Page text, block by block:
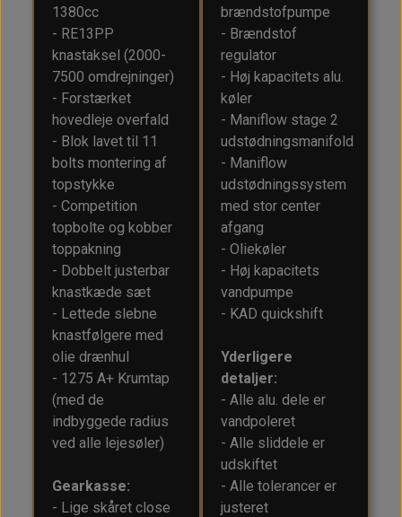
1380cc
- RE13PP
knastaksel (2000-
7500 omdrejninger)
- Forstærket
hovedleje overfald
- Blok lavet til 11
bolts montering af
topstykke
- Competition
topbolte og kobber
toppakning
- Dobbelt justerbar
knastkæde sæt
- Lettede slebne
knastfølgere med
olie drænhul
- 1275 A+ Krumtap
(med de
indbyggede radius
ved alle lejesøler)
Gearkasse:
- Lige skåret close
brændstofpumpe
- Brændstof
regulator
- Høj kapacitets alu.
køler
- Maniflow stage 2
udstødningsmanifold
- Maniflow
udstødningssystem
med stor center
afgang
- Oliekøler
- Høj kapacitets
vandpumpe
- KAD quickshift
Yderligere
detaljer:
- Alle alu. dele er
vandpoleret
- Alle sliddele er
udskiftet
- Alle tolerancer er
justeret